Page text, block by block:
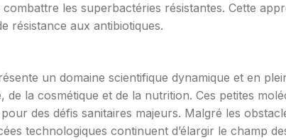
combattre les superbactéries résistantes. Cette
résistance aux antibiotiques.
un domaine scientifique dynamique et en
de la cosmétique et de la nutrition. Ces petites
des défis sanitaires majeurs. Malgré les
technologiques continuent d’élargir le champ